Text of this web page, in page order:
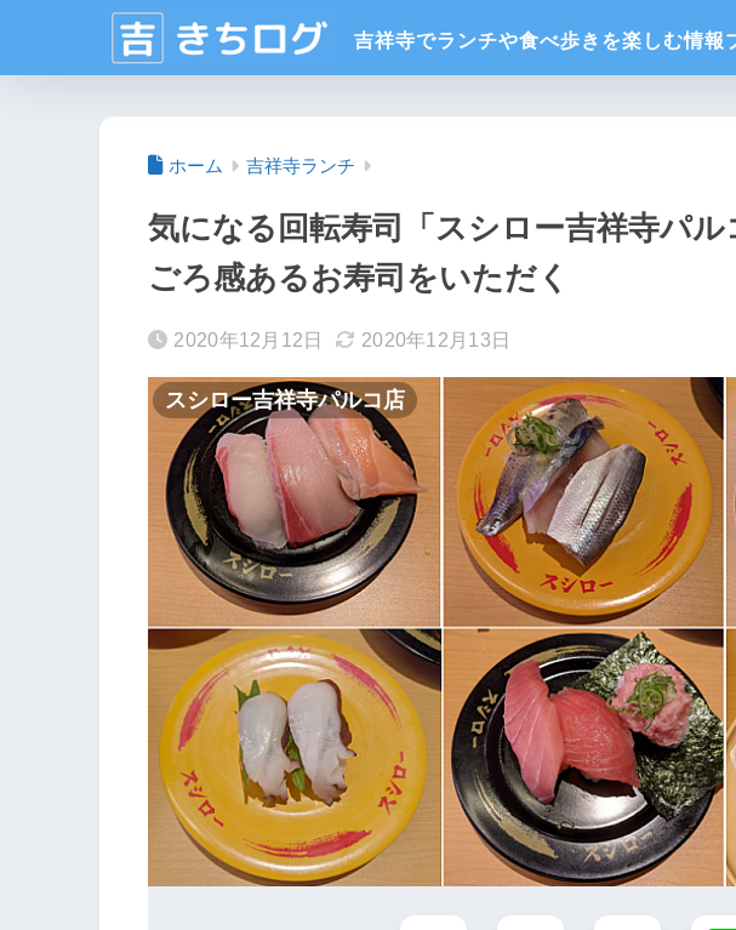
ホーム 吉祥寺ランチ
気になる回転寿司「スシロー吉祥寺パル
ごろ感あるお寿司をいただく
2020年12月12日 2020年12月13日
スシロー吉祥寺パルコ店